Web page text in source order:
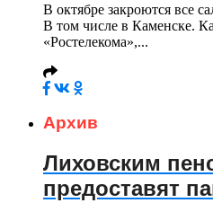
В октябре закроются все
В том числе в Каменске.
«Ростелекома»,...
Архив
Лиховским
предоставят